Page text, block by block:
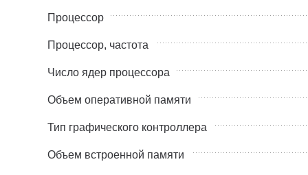
Процессор
Процессор, частота
Число ядер процессора
Объем оперативной памяти
Тип графического контроллера
Объем встроенной памяти